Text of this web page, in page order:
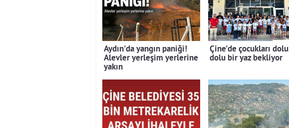
Aydın'da yangın paniği!
Alevler yerleşim yerlerine
yakın
Çine'de çocukları dolu
dolu bir yaz bekliyor